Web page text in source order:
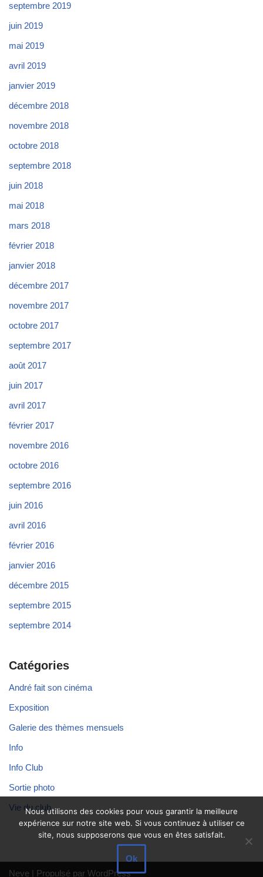
septembre 2019
juin 2019
mai 2019
avril 2019
janvier 2019
décembre 2018
novembre 2018
octobre 2018
septembre 2018
juin 2018
mai 2018
mars 2018
février 2018
janvier 2018
décembre 2017
novembre 2017
octobre 2017
septembre 2017
août 2017
juin 2017
avril 2017
février 2017
novembre 2016
octobre 2016
septembre 2016
juin 2016
avril 2016
février 2016
janvier 2016
décembre 2015
septembre 2015
septembre 2014
Catégories
André fait son cinéma
Exposition
Galerie des thèmes mensuels
Info
Info Club
Sortie photo
Vie du club
Neve | Propulsé par WordPress
Nous utilisons des cookies pour vous garantir la meilleure
expérience sur notre site web. Si vous continuez à utiliser ce
site, nous supposerons que vous en êtes satisfait.
Ok